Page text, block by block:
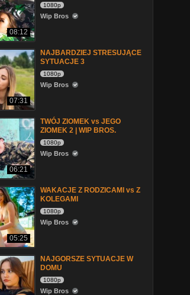
08:12
1080p
Wip Bros
07:31
NAJBARDZIEJ STRESUJĄCE
SYTUACJE 3
1080p
Wip Bros
06:21
TWÓJ ZIOMEK vs JEGO
ZIOMEK 2 | WIP BROS.
1080p
Wip Bros
05:25
WAKACJE Z RODZICAMI vs Z
KOLEGAMI
1080p
Wip Bros
NAJGORSZE SYTUACJE W
DOMU
1080p
Wip Bros